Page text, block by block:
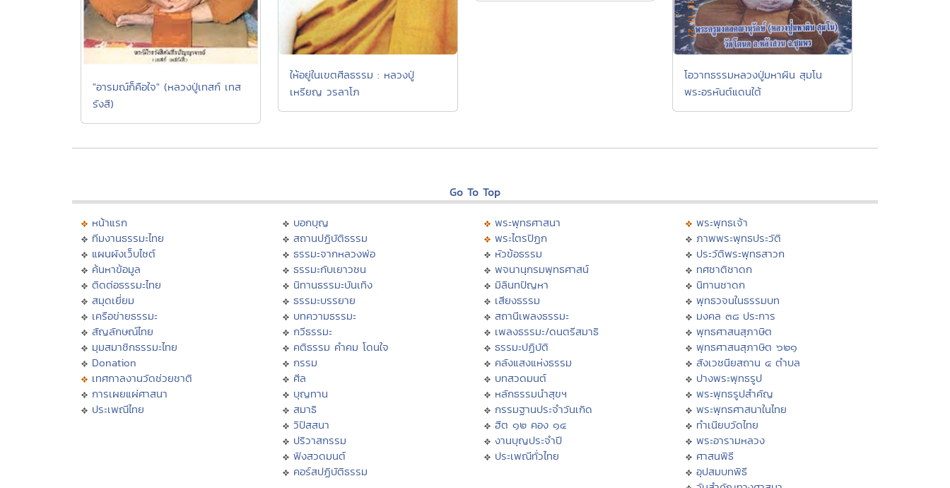
"อารมณ์ก็คือใจ" (หลวงปู่เทสก์ เทส
รังสี)
ให้อยู่ในเขตศีลธรรม : หลวงปู่
เหรียญ วรลาโภ
โอวาทธรรมหลวงปู่มหาผิน สุมโน
พระอรหันต์แดนใต้
Go To Top
หน้าแรก
ทีมงานธรรมะไทย
แผนผังเว็บไซต์
ค้นหาข้อมูล
ติดต่อธรรมะไทย
สมุดเยี่ยม
เครือข่ายธรรมะ
สัญลักษณ์ไทย
มุมสมาชิกธรรมะไทย
Donation
เทศกาลงานวัดช่วยชาติ
การเผยแผ่ศาสนา
ประเพณีไทย
บอกบุญ
สถานปฏิบัติธรรม
ธรรมะจากหลวงพ่อ
ธรรมะกับเยาวชน
นิทานธรรมะบันเทิง
ธรรมะบรรยาย
บทความธรรมะ
กวีธรรมะ
คติธรรม คำคม โดนใจ
กรรม
ศีล
บุญทาน
สมาธิ
วิปัสสนา
ปริวาสกรรม
ฟังสวดมนต์
คอร์สปฏิบัติธรรม
พระพุทธศาสนา
พระไตรปิฏก
หัวข้อธรรม
พจนานุกรมพุทธศาสน์
มิลินทปัญหา
เสียงธรรม
สถานีเพลงธรรมะ
เพลงธรรมะ/ดนตรีสมาธิ
ธรรมะปฏิบัติ
คลังแสงแห่งธรรม
บทสวดมนต์
หลักธรรมนำสุขฯ
กรรมฐานประจำวันเกิด
ฮีต ๑๒ คอง ๑๔
งานบุญประจำปี
ประเพณีทั่วไทย
พระพุทธเจ้า
ภาพพระพุทธประวัติ
ประวัติพระพุทธสาวก
ทศชาติชาดก
นิทานชาดก
พุทธวจนในธรรมบท
มงคล ๓๘ ประการ
พุทธศาสนสุภาษิต
พุทธศาสนสุภาษิต ๖๒๑
สังเวชนียสถาน ๔ ตำบล
ปางพระพุทธรูป
พระพุทธรูปสำคัญ
พระพุทธศาสนาในไทย
ทำเนียบวัดไทย
พระอารามหลวง
ศาสนพิธี
อุปสมบทพิธี